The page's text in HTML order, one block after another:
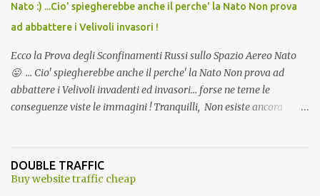
Nato :) ...Cio' spiegherebbe anche il perche' la Nato Non prova
ad abbattere i Velivoli invasori !
Ecco la Prova degli Sconfinamenti Russi sullo Spazio Aereo Nato
😛 ... Cio' spiegherebbe anche il perche' la Nato Non prova ad
abbattere i Velivoli invadenti ed invasori... forse ne teme le
conseguenze viste le immagini ! Tranquilli, Non esiste ancora
ancora una fantasia Nato o forse una "False Flag", per provocare
una guerra mondiale che difficilmente da menti sane, potrebbe
DOUBLE TRAFFIC
Buy website traffic cheap